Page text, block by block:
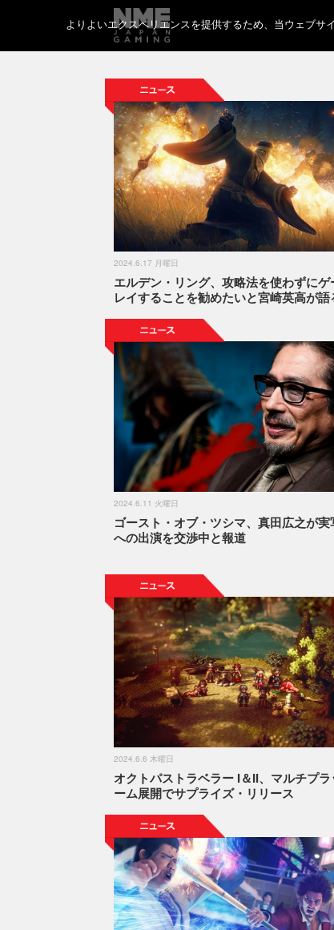
2024.6.17 月曜日
エルデン・リング、攻略法を使わずに
レイすることを勧めたいと宮崎英高が語
2024.6.11 火曜日
ゴースト・オブ・ツシマ、真田広之が実
への出演を交渉中と報道
2024.6.6 木曜日
オクトパストラベラー I＆II、マルチプラ
ーム展開でサプライズ・リリース
よりよいエクスペリエンスを提供するため、当ウェブ